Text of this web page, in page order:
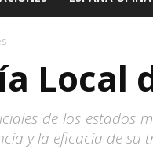
Local
de los
y la eficacia de su